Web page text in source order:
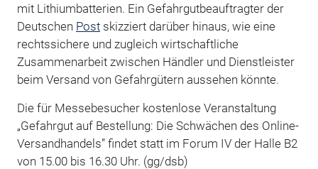
mit Lithiumbatterien. Ein Gefahrgutbeauftragter der
Deutschen Postskizziert darüber hinaus, wie eine
rechtssichere und zugleich wirtschaftliche
Zusammenarbeit zwischen Händler und Dienstleister
beim Versand von Gefahrgütern aussehen könnte.
Die für Messebesucher kostenlose Veranstaltung
„Gefahrgut auf Bestellung: Die Schwächen des Online-
Versandhandels” findet statt im Forum IV der Halle B2
von 15.00 bis 16.30 Uhr. (gg/dsb)